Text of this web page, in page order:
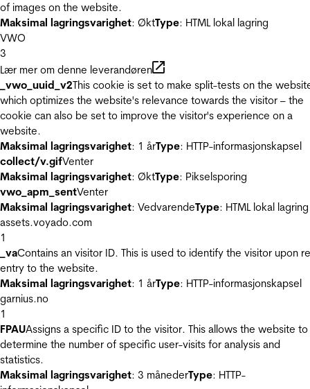
of images on the website.
Maksimal lagringsvarighet: ØktType: HTML lokal lagring
VWO
3
Lær mer om denne leverandøren
_vwo_uuid_v2This cookie is set to make split-tests on the
which optimizes the website's relevance towards the visitor – the
cookie can also be set to improve the visitor's experience on a
website.
Maksimal lagringsvarighet: 1 årType: HTTP-informasjonskapsel
collect/v.gifVenter
Maksimal lagringsvarighet: ØktType: Pikselsporing
vwo_apm_sentVenter
Maksimal lagringsvarighet: VedvarendeType: HTML lokal lagring
assets.voyado.com
1
_vaContains an visitor ID. This is used to identify the visitor upon
entry to the website.
Maksimal lagringsvarighet: 1 årType: HTTP-informasjonskapsel
garnius.no
1
FPAUAssigns a specific ID to the visitor. This allows the website to
determine the number of specific user-visits for analysis and
statistics.
Maksimal lagringsvarighet: 3 månederType: HTTP-